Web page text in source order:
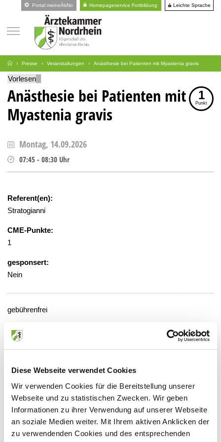
Diese Webseite verwendet Cookies
Wir verwenden Cookies für die Bereitstellung unserer
Webseite und zu statistischen Zwecken. Wir geben
Informationen zu ihrer Verwendung auf unserer Webseite
an soziale Medien weiter. Mit Ihrem aktiven Anklicken der
zu verwendenden Cookies und des entsprechenden
Portal meineÄkNo Homepageservice Fortbildung Leichte Sprache
Presse Veranstaltungen Anästhesie bei Patienten mit Myastenia gravis
Vorlesen
Anästhesie bei Patienten mit
Myastenia gravis
1
Punkt
Montag, 14.09.2026
07:45 - 08:30 Uhr
Referent(en):
Stratogianni
CME-Punkte:
1
gesponsert:
Nein
gebührenfrei
Veranstaltungsort:
Marien Hospital, Seminarraum
Rochusstraße 2, 40479 Düsseldorf
Anbieter:
Verbund Katholischer Kliniken Düsseldorf gGmbH Marien